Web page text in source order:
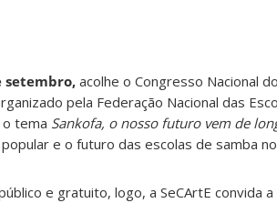
setembro, acolhe o Congresso Nacional
pela Federação Nacional das
o tema Sankofa, o nosso futuro vem de
e o futuro das escolas de samba
e gratuito, logo, a SeCArtE convida a